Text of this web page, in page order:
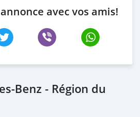
avec vos amis!
Benz - Région du